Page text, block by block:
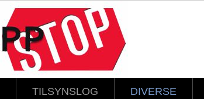
TILSYNSLOG DIVERSE